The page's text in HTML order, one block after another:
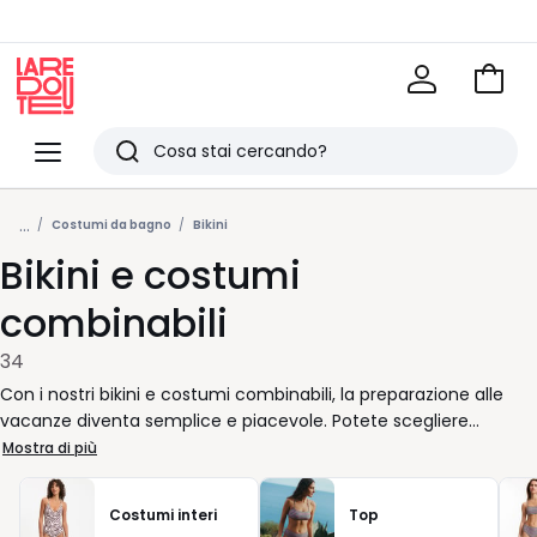
Menu
Redoute
Ricerca
Ultimi
articoli
visti
Vai
... Costumi da bagno Bikini
Bikini e costumi
combinabili
34
Con i nostri bikini e costumi combinabili, la preparazione alle
vacanze diventa semplice e piacevole. Potete scegliere
liberamente ogni pezzo, abbinando reggiseno e slip secondo le
vostre esigenze e il vostro stile. Le diverse forme di coppe e
fasce vi permettono di comporre il costume perfetto per il
mare o la piscina, con la sicurezza di una vestibilità su misura.
Mostra di più
Costumi interi Top